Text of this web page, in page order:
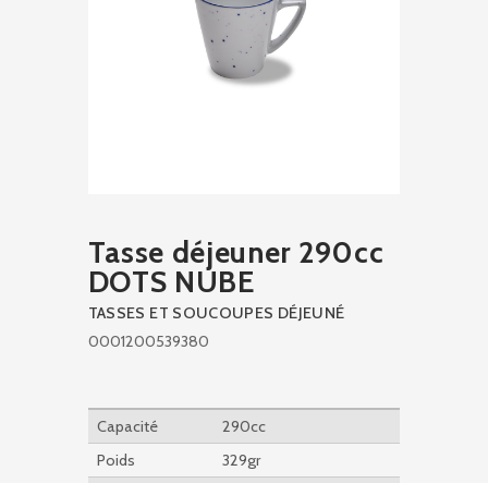
Tasse déjeuner 290cc
DOTS NUBE
TASSES ET SOUCOUPES DÉJEUNÉ
0001200539380
Capacité
290cc
Poids
329gr